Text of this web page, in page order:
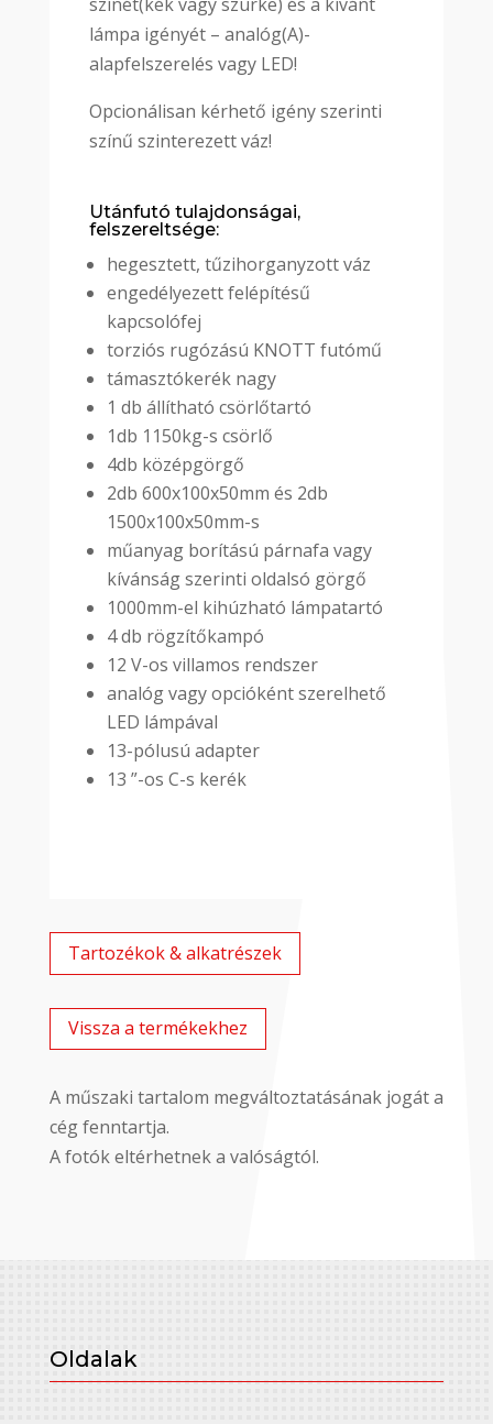
lámpa igényét – analóg(A)-
alapfelszerelés vagy LED!
Opcionálisan kérhető igény szerinti
színű szinterezett váz!
Utánfutó tulajdonságai,
felszereltsége:
hegesztett, tűzihorganyzott váz
engedélyezett felépítésű
kapcsolófej
torziós rugózású KNOTT futómű
támasztókerék nagy
1 db állítható csörlőtartó
1db 1150kg-s csörlő
4db középgörgő
2db 600x100x50mm és 2db
1500x100x50mm-s
műanyag borítású párnafa vagy
kívánság szerinti oldalsó görgő
1000mm-el kihúzható lámpatartó
4 db rögzítőkampó
12 V-os villamos rendszer
analóg vagy opcióként szerelhető
LED lámpával
13-pólusú adapter
13 ”-os C-s kerék
Tartozékok & alkatrészek
Vissza a termékekhez
A műszaki tartalom megváltoztatásának jogát a
cég fenntartja.
A fotók eltérhetnek a valóságtól.
Oldalak